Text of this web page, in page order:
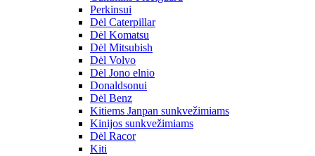
Perkinsui
Dėl Caterpillar
Dėl Komatsu
Dėl Mitsubish
Dėl Volvo
Dėl Jono elnio
Donaldsonui
Dėl Benz
Kitiems Janpan sunkvežimiams
Kinijos sunkvežimiams
Dėl Racor
Kiti